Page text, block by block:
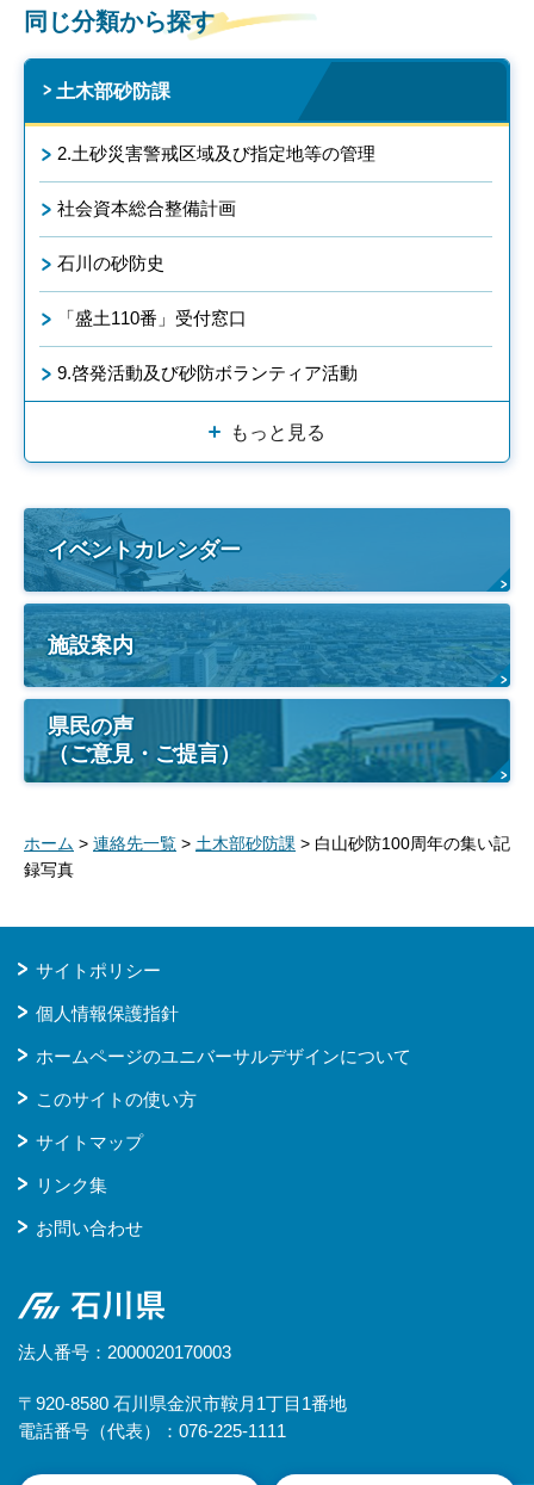
同じ分類から探す
土木部砂防課
2.土砂災害警戒区域及び指定地等の管理
社会資本総合整備計画
石川の砂防史
「盛土110番」受付窓口
9.啓発活動及び砂防ボランティア活動
もっと見る
イベントカレンダー
施設案内
県民の声
（ご意見・ご提言）
ホーム > 連絡先一覧 > 土木部砂防課 > 白山砂防100周年の集い記
録写真
サイトポリシー
個人情報保護指針
ホームページのユニバーサルデザインについて
このサイトの使い方
サイトマップ
リンク集
お問い合わせ
石川県
法人番号：2000020170003
〒920-8580 石川県金沢市鞍月1丁目1番地
電話番号（代表）：076-225-1111